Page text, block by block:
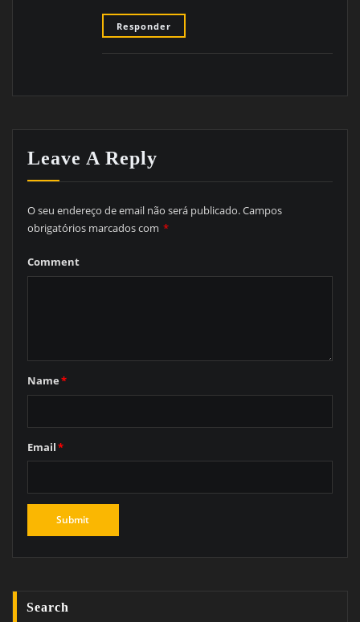
Responder
Leave A Reply
O seu endereço de email não será publicado.Campos
obrigatórios marcados com *
Comment
Name*
Email*
Search